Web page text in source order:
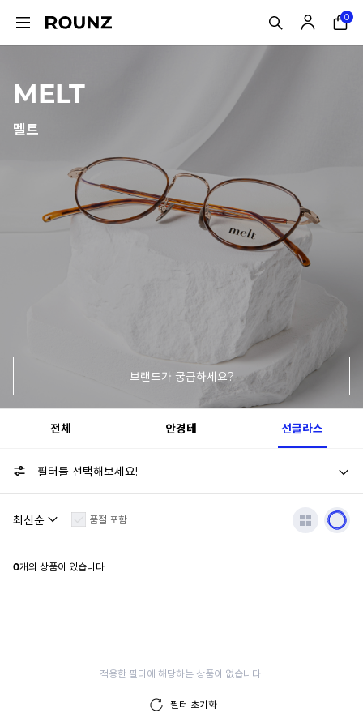
0
MELT
멜트
브랜드가 궁금하세요?
전체 안경테 선글라스
필터를 선택해보세요!
품절 포함
0개의 상품이 있습니다.
적용한 필터에 해당하는 상품이 없습니다.
필터 초기화